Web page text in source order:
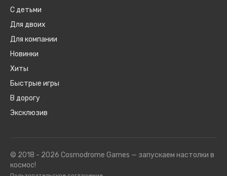
С детьми
Для двоих
Для компании
Новинки
Хиты
Быстрые игры
В дорогу
Эксклюзив
© 2018 - 2026 Cosmodrome Games — запускаем настолки в
космос!